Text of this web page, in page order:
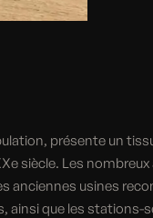
présente un
siècle. Les nombreux
anciennes usines
ainsi que les stations-